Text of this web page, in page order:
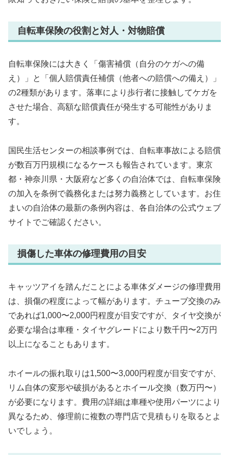
自転車保険の役割と対人・対物賠償
自転車保険には大きく「傷害補償（自分のケガへの備
え）」と「個人賠償責任補償（他者への賠償への備え）」
の2種類があります。落車により歩行者に接触してケガを
させた場合、高額な賠償責任が発生する可能性がありま
す。
国民生活センターの相談事例では、自転車事故による賠償
が数百万円規模になるケースも報告されています。東京
都・神奈川県・大阪府など多くの自治体では、自転車保険
の加入を条例で義務化または努力義務としています。お住
まいの自治体の最新の条例内容は、各自治体の公式ウェブ
サイトでご確認ください。
損傷した車体の修理費用の目安
キャッツアイを踏んだことによる車体ダメージの修理費用
は、損傷の程度によって幅があります。チューブ交換のみ
であれば1,000〜2,000円程度が目安ですが、タイヤ交換が
必要な場合は車種・タイヤグレードにより数千円〜2万円
以上になることもあります。
ホイールの振れ取りは1,500〜3,000円程度が目安ですが、
リム自体の変形や破損があるとホイール交換（数万円〜）
が必要になります。費用の詳細は車種や使用パーツにより
異なるため、修理前に複数の専門店で見積もりを取るとよ
いでしょう。